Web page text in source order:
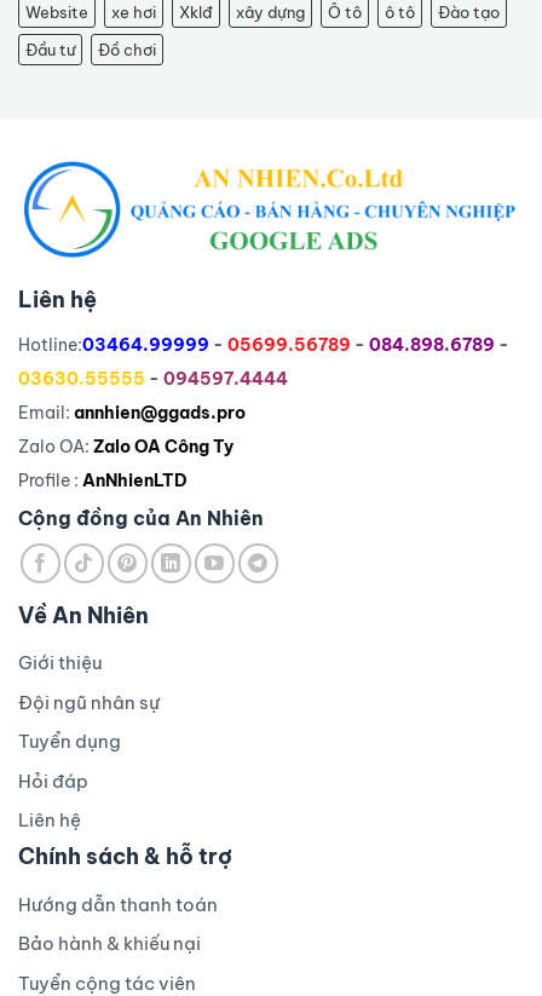
Website
xe hơi Xklđ xây dựng Ô tô ô tô
Đào tạo
Đầu tư
Đồ chơi
Liên hệ
Hotline:03464.99999 - 05699.56789 - 084.898.6789 -
03630.55555 - 094597.4444
Email: annhien@ggads.pro
Zalo OA: Zalo OA Công Ty
Profile : AnNhienLTD
Cộng đồng của An Nhiên
Về An Nhiên
Giới thiệu
Đội ngũ nhân sự
Tuyển dụng
Hỏi đáp
Liên hệ
Chính sách & hỗ trợ
Hướng dẫn thanh toán
Bảo hành & khiếu nại
Tuyển cộng tác viên